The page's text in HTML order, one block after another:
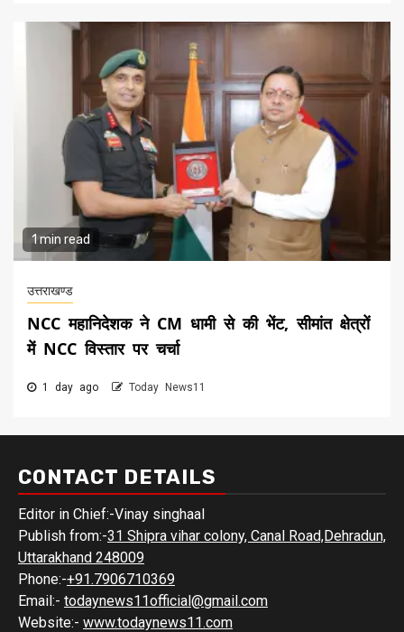
1 min read
उत्तराखण्ड
NCC महानिदेशक ने CM धामी से की भेंट, सीमांत क्षेत्रों
में NCC विस्तार पर चर्चा
1 day ago Today News11
CONTACT DETAILS
Editor in Chief:-Vinay singhaal
Publish from:-31 Shipra vihar colony, Canal Road,Dehradun,
Uttarakhand 248009
Phone:-+91.7906710369
Email:- todaynews11official@gmail.com
Website:- www.todaynews11.com